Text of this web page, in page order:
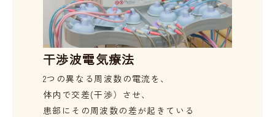
干渉波電気療法
2つの異なる周波数の電流を、
体内で交差(干渉）させ、
患部にその周波数の差が起きている